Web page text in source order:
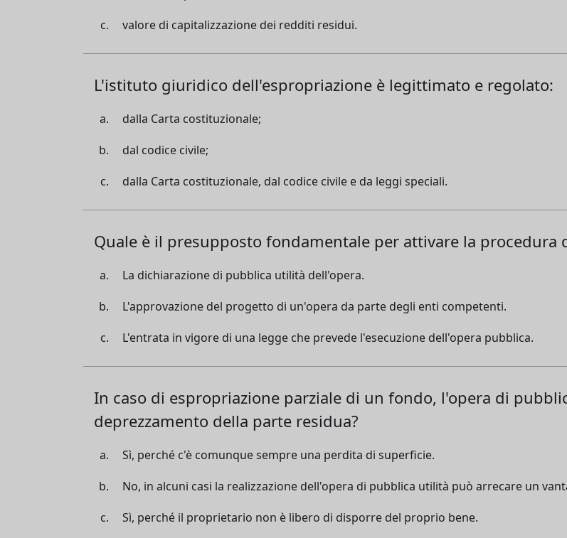
valore di capitalizzazione dei redditi residui.
L'istituto giuridico dell'espropriazione è legittimato e regolato:
dalla Carta costituzionale;
dal codice civile;
dalla Carta costituzionale, dal codice civile e da leggi speciali.
Quale è il presupposto fondamentale per attivare la procedura
La dichiarazione di pubblica utilità dell'opera.
L'approvazione del progetto di un'opera da parte degli enti competenti.
L'entrata in vigore di una legge che prevede l'esecuzione dell'opera pubblica.
In caso di espropriazione parziale di un fondo, l'opera di
deprezzamento della parte residua?
Sì, perché c'è comunque sempre una perdita di superficie.
No, in alcuni casi la realizzazione dell'opera di pubblica utilità può arrecare un
Sì, perché il proprietario non è libero di disporre del proprio bene.